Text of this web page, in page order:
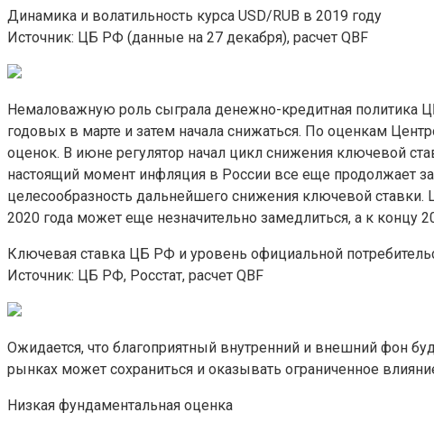
Динамика и волатильность курса USD/RUB в 2019 году
Источник: ЦБ РФ (данные на 27 декабря), расчет QBF
Немаловажную роль сыграла денежно-кредитная политика
годовых в марте и затем начала снижаться. По оценкам
оценок. В июне регулятор начал цикл снижения ключевой
настоящий момент инфляция в России все еще продолжает
целесообразность дальнейшего снижения ключевой ставки.
2020 года может еще незначительно замедлиться, а к концу
Ключевая ставка ЦБ РФ и уровень официальной
Источник: ЦБ РФ, Росстат, расчет QBF
Ожидается, что благоприятный внутренний и внешний фон
рынках может сохраниться и оказывать ограниченное
Низкая фундаментальная оценка